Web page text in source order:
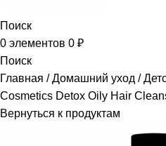
Поиск
0 элементов 0 ₽
Поиск
Главная
Домашний уход
Cosmetics Detox Oily Hair
Вернуться к продуктам